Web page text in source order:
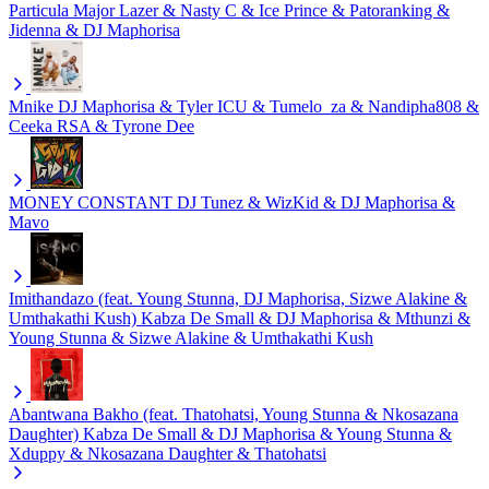
Particula Major Lazer & Nasty C & Ice Prince & Patoranking &
Jidenna & DJ Maphorisa
Mnike DJ Maphorisa & Tyler ICU & Tumelo_za & Nandipha808 &
Ceeka RSA & Tyrone Dee
MONEY CONSTANT DJ Tunez & WizKid & DJ Maphorisa &
Mavo
Imithandazo (feat. Young Stunna, DJ Maphorisa, Sizwe Alakine &
Umthakathi Kush) Kabza De Small & DJ Maphorisa & Mthunzi &
Young Stunna & Sizwe Alakine & Umthakathi Kush
Abantwana Bakho (feat. Thatohatsi, Young Stunna & Nkosazana
Daughter) Kabza De Small & DJ Maphorisa & Young Stunna &
Xduppy & Nkosazana Daughter & Thatohatsi